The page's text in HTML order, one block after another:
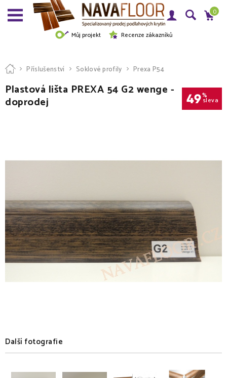
Můj projekt Recenze zákazníků
0
Příslušenství Soklové profily Prexa P54
Plastová lišta PREXA 54 G2 wenge -
doprodej 49%
sleva
Další fotografie